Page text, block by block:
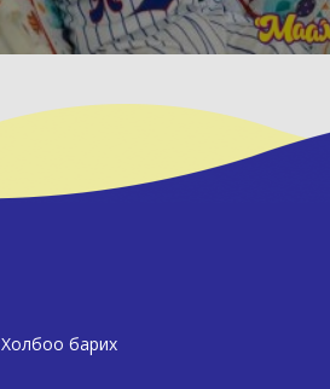
Холбоо барих